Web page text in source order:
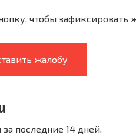
чтобы зафиксировать
жалобу
последние 14 дней.